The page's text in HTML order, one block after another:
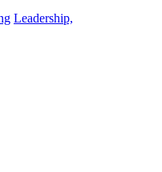
Leadership,